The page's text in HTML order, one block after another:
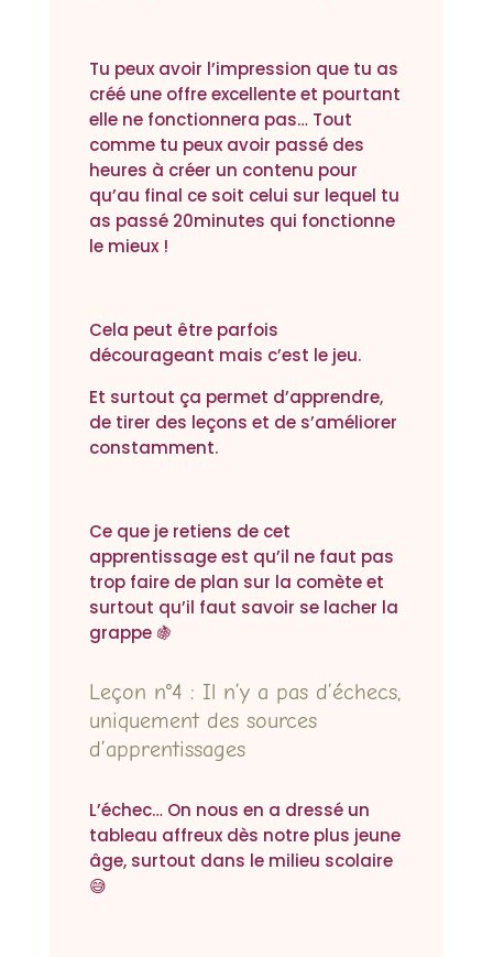
Tu peux avoir l’impression que tu as
créé une offre excellente et pourtant
elle ne fonctionnera pas… Tout
comme tu peux avoir passé des
heures à créer un contenu pour
qu’au final ce soit celui sur lequel tu
as passé 20minutes qui fonctionne
le mieux !
Cela peut être parfois
décourageant mais c’est le jeu.
Et surtout ça permet d’apprendre,
de tirer des leçons et de s’améliorer
constamment.
Ce que je retiens de cet
apprentissage est qu’il ne faut pas
trop faire de plan sur la comète et
surtout qu’il faut savoir se lacher la
grappe 🍇
Leçon n°4 : Il n’y a pas d’échecs,
uniquement des sources
d’apprentissages
L’échec… On nous en a dressé un
tableau affreux dès notre plus jeune
âge, surtout dans le milieu scolaire
😅